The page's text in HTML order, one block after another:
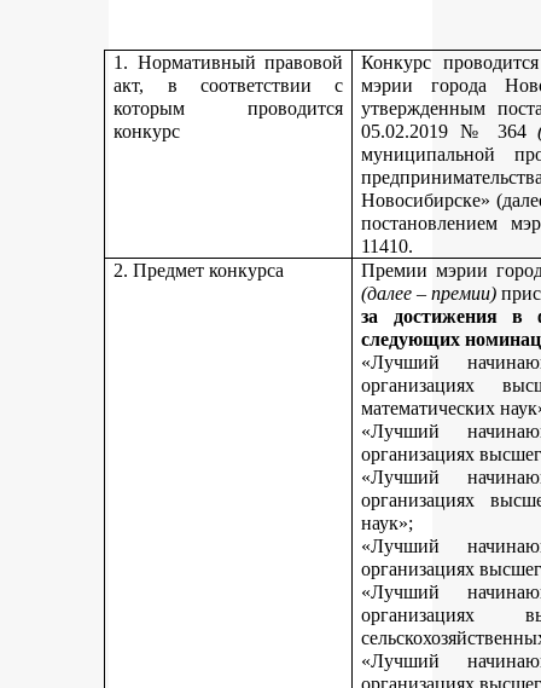
1. Нормативный правовой
акт, в соответствии с
которым проводится
конкурс
Конкурс
мэрии города
утвержденным
05.02.2019 № 364
муниципальной
Новосибирске»
постановлением
11410.
2. Предмет конкурса
Премии мэрии
(далее – премии)
за достижения в
следующих
«Лучший
организациях
математических
«Лучший
организациях
«Лучший
организациях
наук»;
«Лучший
организациях
«Лучший
организациях
«Лучший
организациях